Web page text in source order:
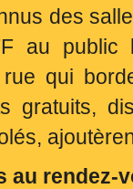
des
au
qui
gratuits,
au rendez-